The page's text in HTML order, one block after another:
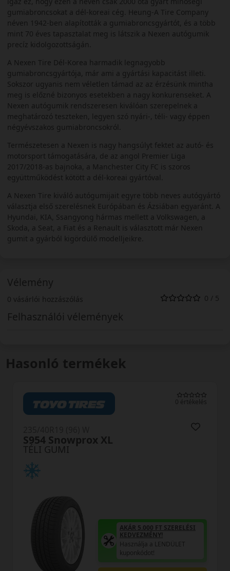
gumiabroncsokat a dél-koreai cég. Heung-A Tire Company
néven 1942-ben alapították a gumiabroncsgyártót, és a több
mint 70 éves tapasztalat meg is látszik a Nexen autógumik
precíz kidolgozottságán.
A Nexen Tire Dél-Korea harmadik legnagyobb
gumiabroncsgyártója, már ami a gyártási kapacitást illeti.
Sokszor ugyanis nem véletlen támad az az érzésünk mintha
meg is előzné bizonyos esetekben a nagy konkurenseket. A
Nexen autógumik rendszeresen kiválóan szerepelnek a
meghatározó teszteken, legyen szó nyári-, téli- vagy éppen
négyévszakos gumiabroncsokról.
Természetesen a Nexen is nagy hangsúlyt fektet az autó- és
motorsport támogatására, de az angol Premier Liga
2017/2018-as bajnoka, a Manchester City FC is szoros
együttműködést kötött a dél-koreai gyártóval.
A Nexen Tire kiváló autógumijait egyre több neves autógyártó
választja első szerelésnek Európában és Ázsiában egyaránt. A
Hyundai, KIA, Ssangyong hármas mellett a Volkswagen, a
Skoda, a Seat, a Fiat és a Renault is választott már Nexen
gumit a gyárból kigördülő modelljeikre.
Vélemény
0 vásárlói hozzászólás 0 / 5
Felhasználói vélemények
Hasonló termékek
XL
AKÁR 5.000 FT SZERELÉSI
KEDVEZMÉNY!
Használja a LENDÜLET
kuponkódot!
235/